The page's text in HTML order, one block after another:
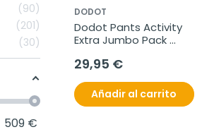
90
201
30
509 €
DODOT
Dodot Pants Activity
Extra Jumbo Pack
29,95 €
Añadir al carrito